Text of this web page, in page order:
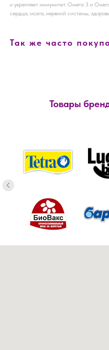
и укрепляет иммунитет. Омега 3 и
сердца, мозга, нервной системы,
Так же часто
Товары